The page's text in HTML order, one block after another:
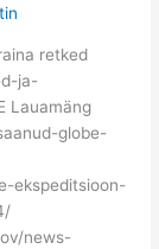
retked
ja-
Lauamäng
globe-
ekspeditsioon-
news-